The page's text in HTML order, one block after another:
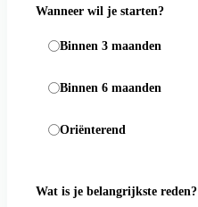
Wanneer wil je starten?
Binnen 3 maanden
Binnen 6 maanden
Oriënterend
Wat is je belangrijkste reden?